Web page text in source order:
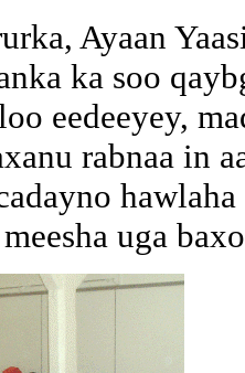
Ayaan
ka soo
eedeeyey,
rabnaa in
uga